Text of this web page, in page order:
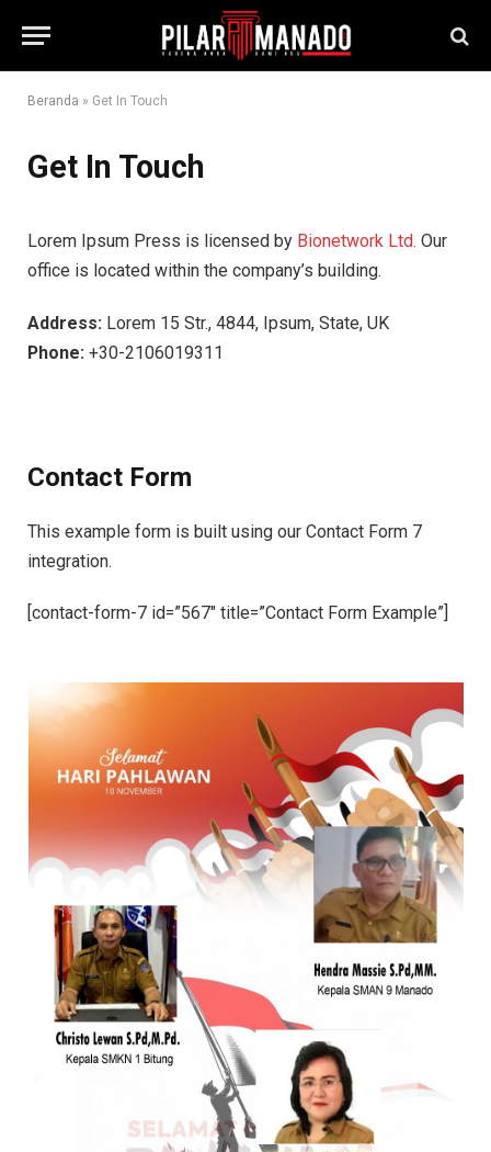
Beranda » Get In Touch
Get In Touch
Lorem Ipsum Press is licensed by Bionetwork Ltd. Our
office is located within the company’s building.
Address: Lorem 15 Str., 4844, Ipsum, State, UK
Phone: +30-2106019311
Contact Form
This example form is built using our Contact Form 7
integration.
[contact-form-7 id=”567″ title=”Contact Form Example”]